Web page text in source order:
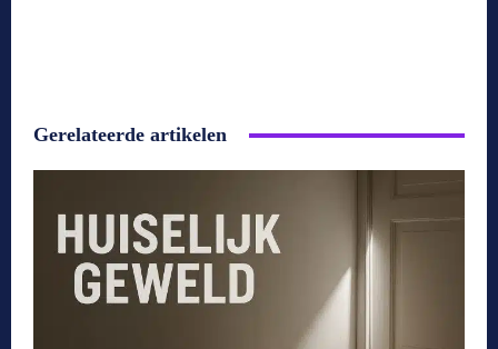
Gerelateerde artikelen